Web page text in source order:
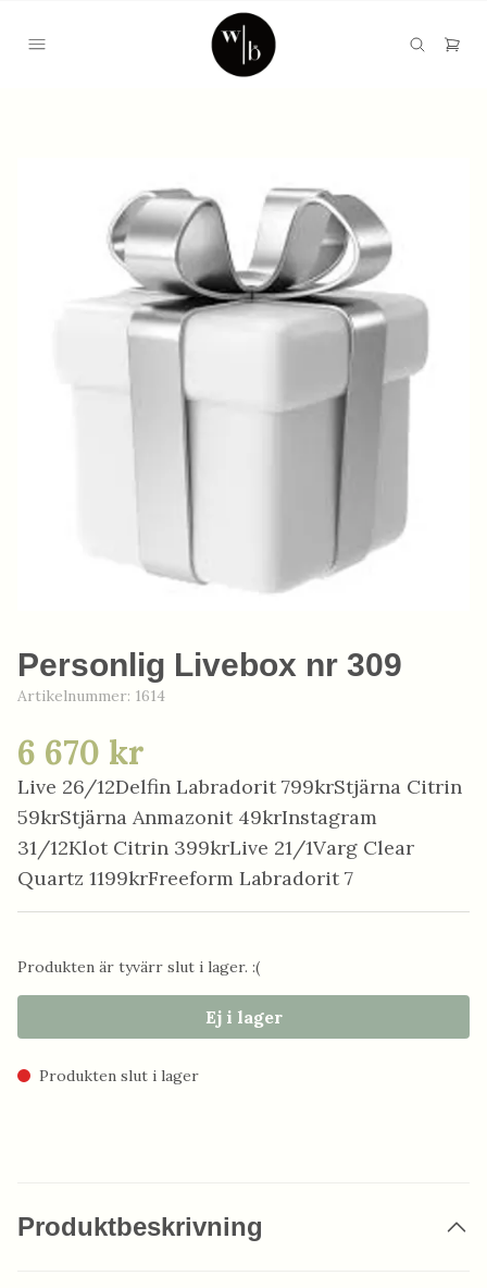
Personlig Livebox nr 309
Artikelnummer: 1614
6 670 kr
Live 26/12Delfin Labradorit 799krStjärna Citrin
59krStjärna Anmazonit 49krInstagram
31/12Klot Citrin 399krLive 21/1Varg Clear
Quartz 1199krFreeform Labradorit 7
Produkten är tyvärr slut i lager. :(
Ej i lager
Produkten slut i lager
Produktbeskrivning